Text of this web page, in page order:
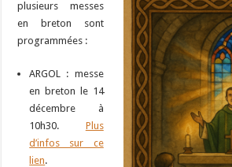
plusieurs messes
en breton sont
programmées :
ARGOL : messe
en breton le 14
décembre à
10h30. Plus
d’infos sur ce
lien.